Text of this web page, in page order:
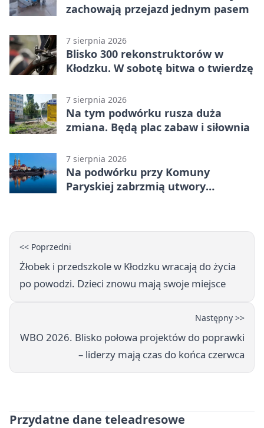
zachowają przejazd jednym pasem
7 sierpnia 2026
Blisko 300 rekonstruktorów w
Kłodzku. W sobotę bitwa o twierdzę
7 sierpnia 2026
Na tym podwórku rusza duża
zmiana. Będą plac zabaw i siłownia
7 sierpnia 2026
Na podwórku przy Komuny
Paryskiej zabrzmią utwory
<< Poprzedni
Żłobek i przedszkole w Kłodzku wracają do życia
po powodzi. Dzieci znowu mają swoje miejsce
Następny >>
WBO 2026. Blisko połowa projektów do poprawki
– liderzy mają czas do końca czerwca
Przydatne dane teleadresowe